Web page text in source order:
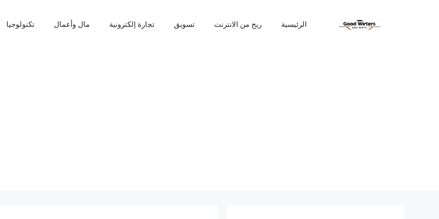
الرئيسية ربح من الانترنت تسويق تجارة إلكترونية مال وأعمال تكنولوجيا